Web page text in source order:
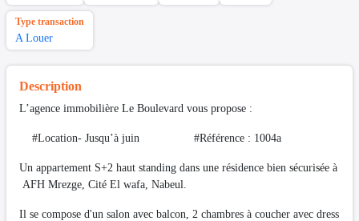
Type transaction
A Louer
Description
L’agence immobilière Le Boulevard vous propose :
#Location- Jusqu’à juin #Référence : 1004a
Un appartement S+2 haut standing dans une résidence bien sécurisée à
AFH Mrezge, Cité El wafa, Nabeul.
Il se compose d'un salon avec balcon, 2 chambres à coucher avec dress